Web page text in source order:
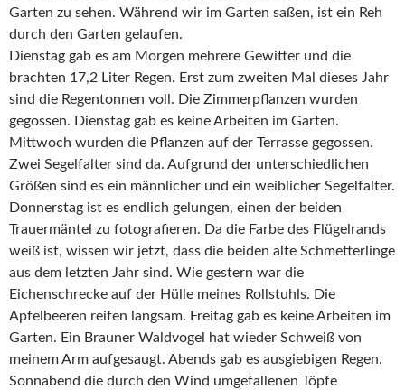
Garten zu sehen. Während wir im Garten saßen, ist ein Reh
durch den Garten gelaufen.
Dienstag gab es am Morgen mehrere Gewitter und die
brachten 17,2 Liter Regen. Erst zum zweiten Mal dieses Jahr
sind die Regentonnen voll. Die Zimmerpflanzen wurden
gegossen. Dienstag gab es keine Arbeiten im Garten.
Mittwoch wurden die Pflanzen auf der Terrasse gegossen.
Zwei Segelfalter sind da. Aufgrund der unterschiedlichen
Größen sind es ein männlicher und ein weiblicher Segelfalter.
Donnerstag ist es endlich gelungen, einen der beiden
Trauermäntel zu fotografieren. Da die Farbe des Flügelrands
weiß ist, wissen wir jetzt, dass die beiden alte Schmetterlinge
aus dem letzten Jahr sind. Wie gestern war die
Eichenschrecke auf der Hülle meines Rollstuhls. Die
Apfelbeeren reifen langsam. Freitag gab es keine Arbeiten im
Garten. Ein Brauner Waldvogel hat wieder Schweiß von
meinem Arm aufgesaugt. Abends gab es ausgiebigen Regen.
Sonnabend die durch den Wind umgefallenen Töpfe